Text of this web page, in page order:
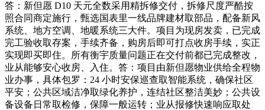
答：新但愿 D10 天元全数采用精拆修交付，拆修尺度严酷按
照合同商定施行，甄选国表里一线品牌建材取部品，配备新风
系统、地方空调、地暖系统三大件。项目为现房发卖，已完成
完工验收取存案，手续齐备，购房后即可打点收房手续，实正
实现即买即住。所有衡宇质量问题正在交付前都已完成整改，
业从能够安心收房、入住。答：项目由新但愿物业供给全程物
业办事，具体包罗：24 小时安保巡查取智能系统，确保社区
平安；公共区域洁净取绿化养护，连结社区整洁美妙；公共设
备设备日常取检修，保障一般运转；业从报修快速响应取处